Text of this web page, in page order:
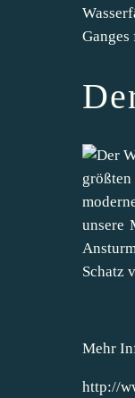
Ganges
unsere
Schatz
Mehr
http://